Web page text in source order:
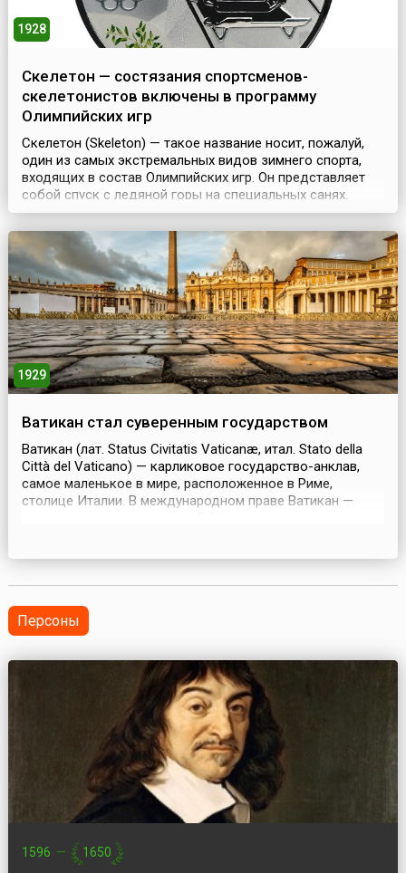
1928
Скелетон — состязания спортсменов-
скелетонистов включены в программу
Олимпийских игр
Скелетон (Skeleton) — такое название носит, пожалуй,
один из самых экстремальных видов зимнего спорта,
входящих в состав Олимпийских игр. Он представляет
собой спуск с ледяной горы на специальных санях.
Спортсмен лежит на животе, головой вперед, с
вытянутыми вдоль тела руками, и управляет движением
саней ногами, обутыми в специальные ботинки с
шипами. Скорость, которую он при этом развивает, д...
1929
Ватикан стал суверенным государством
Ватикан (лат. Status Civitatis Vaticanæ, итал. Stato della
Città del Vaticano) — карликовое государство-анклав,
самое маленькое в мире, расположенное в Риме,
столице Италии. В международном праве Ватикан —
аккред...
Персоны
1596 — 1650